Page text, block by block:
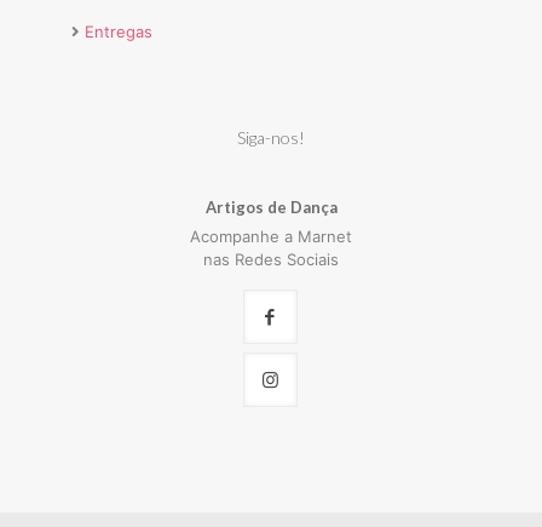
Entregas
Siga-nos!
Artigos de Dança
Acompanhe a Marnet
nas Redes Sociais